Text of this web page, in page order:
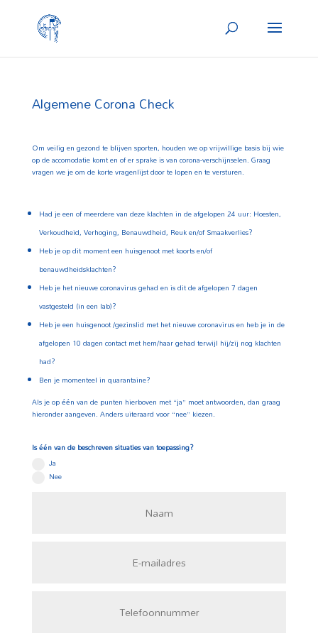
Algemene Corona Check
Om veilig en gezond te blijven sporten, houden we op vrijwillige basis bij wie
op de accomodatie komt en of er sprake is van corona-verschijnselen. Graag
vragen we je om de korte vragenlijst door te lopen en te versturen.
Had je een of meerdere van deze klachten in de afgelopen 24 uur: Hoesten,
Verkoudheid, Verhoging, Benauwdheid, Reuk en/of Smaakverlies?
Heb je op dit moment een huisgenoot met koorts en/of
benauwdheidsklachten?
Heb je het nieuwe coronavirus gehad en is dit de afgelopen 7 dagen
vastgesteld (in een lab)?
Heb je een huisgenoot /gezinslid met het nieuwe coronavirus en heb je in de
afgelopen 10 dagen contact met hem/haar gehad terwijl hij/zij nog klachten
had?
Ben je momenteel in quarantaine?
Als je op één van de punten hierboven met “ja” moet antwoorden, dan graag
hieronder aangeven. Anders uiteraard voor “nee” kiezen.
Is één van de beschreven situaties van toepassing?
Ja
Nee